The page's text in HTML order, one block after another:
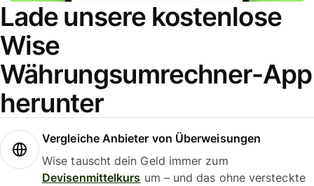
Lade unsere kostenlose
Wise
Währungsumrechner-App
herunter
Vergleiche Anbieter von Überweisungen
Wise tauscht dein Geld immer zum
Devisenmittelkurs um – und das ohne versteckte